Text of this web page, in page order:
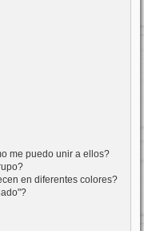
me puedo unir a ellos?
en diferentes colores?